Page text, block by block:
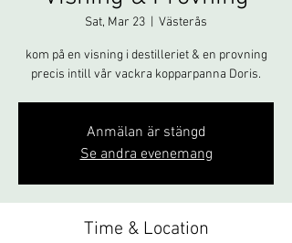
Sat, Mar 23 Västerås
kom på en visning i destilleriet & en provning
precis intill vår vackra kopparpanna Doris.
Anmälan är stängd
Se andra evenemang
Time & Location